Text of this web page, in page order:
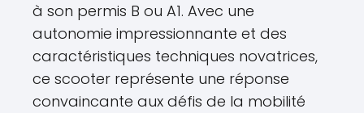
à son permis B ou A1. Avec une
autonomie impressionnante et des
caractéristiques techniques novatrices,
ce scooter représente une réponse
convaincante aux défis de la mobilité